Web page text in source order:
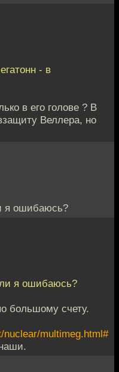
- в
в его голове ? В
Веллера, но
я ошибаюсь?
я ошибаюсь?
большому счету.
multimeg.html#